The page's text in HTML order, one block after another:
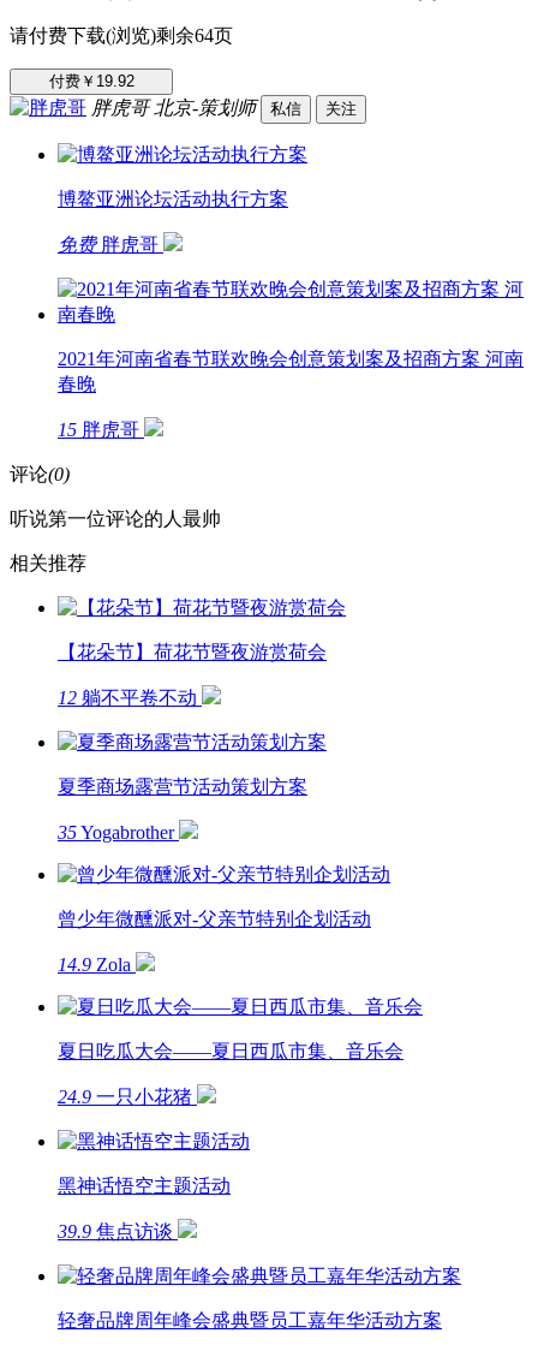
请付费下载(浏览)剩余64页
付费￥19.92
胖虎哥 北京-策划师 私信 关注
博鳌亚洲论坛活动执行方案
免费 胖虎哥
2021年河南省春节联欢晚会创意策划案及招商方案 河南
春晚
15 胖虎哥
评论(0)
听说第一位评论的人最帅
相关推荐
【花朵节】荷花节暨夜游赏荷会
12 躺不平卷不动
夏季商场露营节活动策划方案
35Yogabrother
曾少年微醺派对-父亲节特别企划活动
14.9 Zola
夏日吃瓜大会——夏日西瓜市集、音乐会
24.9 一只小花猪
黑神话悟空主题活动
39.9 焦点访谈
轻奢品牌周年峰会盛典暨员工嘉年华活动方案